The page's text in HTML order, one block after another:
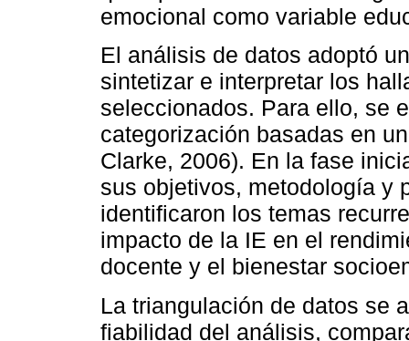
emocional como variable
El análisis de datos adoptó
sintetizar e interpretar los
seleccionados. Para ello, se
categorización basadas en
Clarke, 2006). En la fase
sus objetivos, metodología y
identificaron los temas
impacto de la IE en el
docente y el bienestar
La triangulación de datos se
fiabilidad del análisis,